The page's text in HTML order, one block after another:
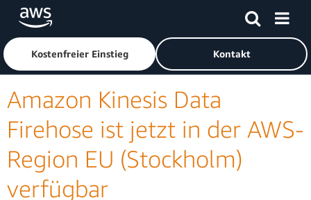
Überspringen zum Hauptinhalt
Klicken Sie hier, um zur Amazon Web Services-Startseite
Kostenfreier Einstieg Kontakt
Amazon Kinesis Data
Firehose ist jetzt in der AWS-
Region EU (Stockholm)
verfügbar